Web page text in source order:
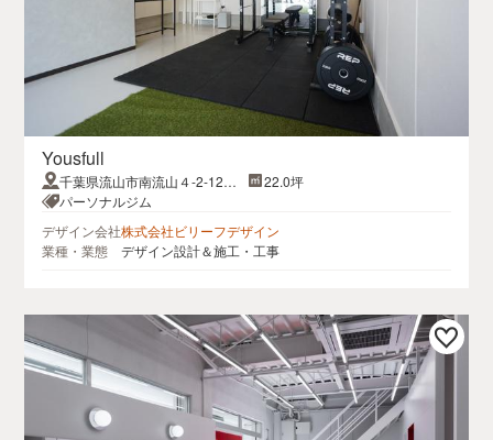
Yousfull
千葉県流山市南流山４-2-12ウ
エルズBM A号室
22.0坪
パーソナルジム
デザイン会社株式会社ビリーフデザイン
業種・業態
デザイン設計＆施工・工事